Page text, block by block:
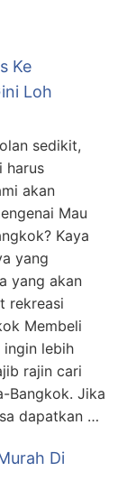
Ke
Loh
sedikit,
harus
akan
Mau
Kaya
yang
yang akan
rekreasi
Membeli
ingin lebih
rajin cari
Bangkok. Jika
dapatkan …
Di